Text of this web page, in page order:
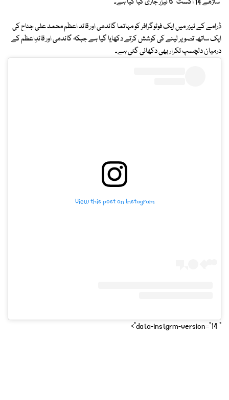
ڈرامے کے ٹیزر میں ایک فوٹوگرافر کو مہاتما گاندھی اور قائد اعظم محمد علی جناح کی
ایک ساتھ تصویر لینے کی کوشش کرتے دکھایا گیا ہے جبکہ گاندھی اور قائدِاعظم کے
درمیان دلچسپ تکرار بھی دکھائی گئی ہے۔
View this post on Instagram
" data-instgrm-version="14">